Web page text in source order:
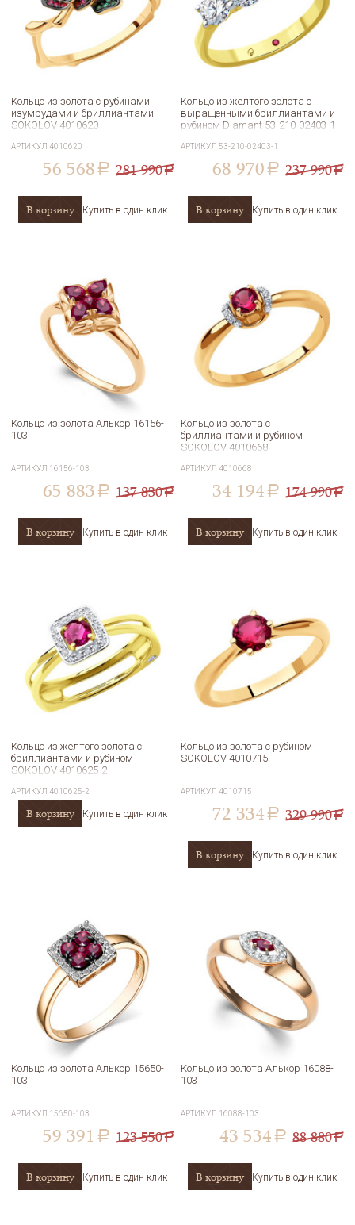
Кольцо из золота с рубинами,
изумрудами и бриллиантами
SOKOLOV 4010620
АРТИКУЛ 4010620
56 568 a 281 990a
В корзину Купить в один клик
Кольцо из желтого золота с
выращенными бриллиантами и
рубином Diamant 53-210-02403-1
АРТИКУЛ53-210-02403-1
68 970 a 237 990a
В корзину Купить в один клик
Кольцо из золота Алькор 16156-
103
АРТИКУЛ 16156-103
65 883 a 137 830a
В корзину Купить в один клик
Кольцо из золота с
бриллиантами и рубином
SOKOLOV 4010668
АРТИКУЛ 4010668
34 194 a 174 990a
В корзину Купить в один клик
Кольцо из желтого золота с
бриллиантами и рубином
SOKOLOV 4010625-2
АРТИКУЛ 4010625-2
В корзину Купить в один клик
Кольцо из золота с рубином
SOKOLOV 4010715
АРТИКУЛ 4010715
72 334 a 329 990a
В корзину Купить в один клик
Кольцо из золота Алькор 15650-
103
АРТИКУЛ 15650-103
59 391 a 123 550a
В корзину Купить в один клик
Кольцо из золота Алькор 16088-
103
АРТИКУЛ 16088-103
43 534 a 88 880a
В корзину Купить в один клик